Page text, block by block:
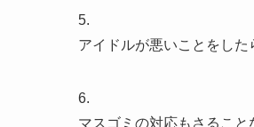
5.
アイドルが悪いことをした
6.
マスゴミの対応もさること